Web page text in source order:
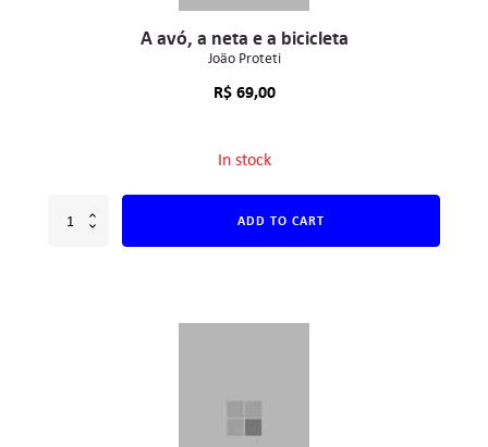
A avó, a neta e a bicicleta
João Proteti
R$69,00
In stock
ADD TO CART